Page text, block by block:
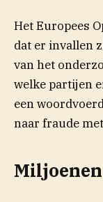
Het Europees
dat er invallen
van het
welke partijen
een
naar fraude
Miljoenen